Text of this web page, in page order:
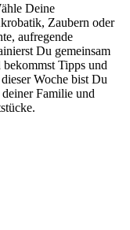
Deine
Zaubern oder
aufregende
Du gemeinsam
Tipps und
Woche bist Du
Familie und